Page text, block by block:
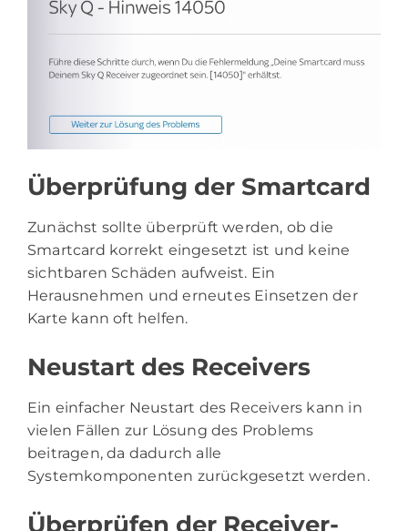
Überprüfung der Smartcard
Zunächst sollte überprüft werden, ob die
Smartcard korrekt eingesetzt ist und keine
sichtbaren Schäden aufweist. Ein
Herausnehmen und erneutes Einsetzen der
Karte kann oft helfen.
Neustart des Receivers
Ein einfacher Neustart des Receivers kann in
vielen Fällen zur Lösung des Problems
beitragen, da dadurch alle
Systemkomponenten zurückgesetzt werden.
Überprüfen der Receiver-